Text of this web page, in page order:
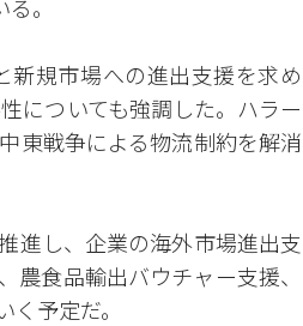
。
規市場への進出支援を求め
についても強調した。ハラー
東戦争による物流制約を解消
進し、企業の海外市場進出支
食品輸出バウチャー支援、
予定だ。